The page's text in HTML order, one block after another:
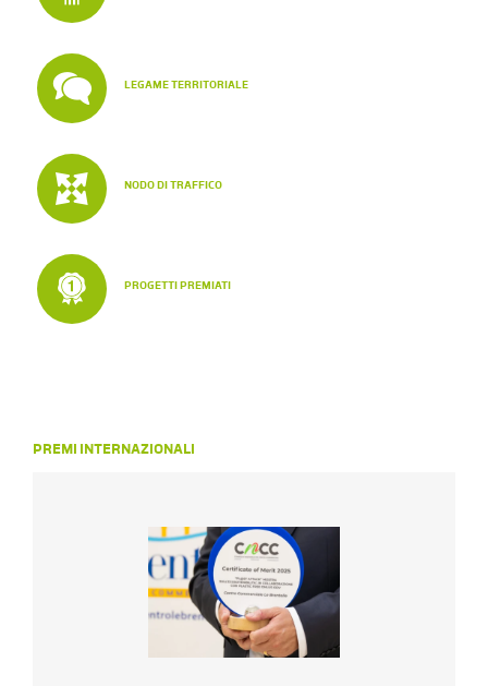
LEGAME TERRITORIALE
NODO DI TRAFFICO
PROGETTI PREMIATI
PREMI INTERNAZIONALI